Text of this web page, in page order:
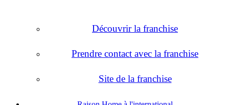
Découvrir la franchise
Prendre contact avec la franchise
Site de la franchise